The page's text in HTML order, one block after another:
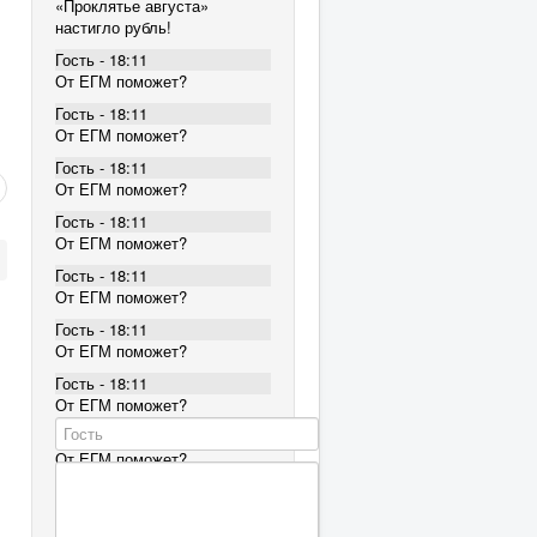
«Проклятье августа»
настигло рубль!
Гость - 18:11
От ЕГМ поможет?
Гость - 18:11
От ЕГМ поможет?
Гость - 18:11
От ЕГМ поможет?
Гость - 18:11
От ЕГМ поможет?
Гость - 18:11
От ЕГМ поможет?
Гость - 18:11
От ЕГМ поможет?
Гость - 18:11
От ЕГМ поможет?
Гость - 18:11
От ЕГМ поможет?